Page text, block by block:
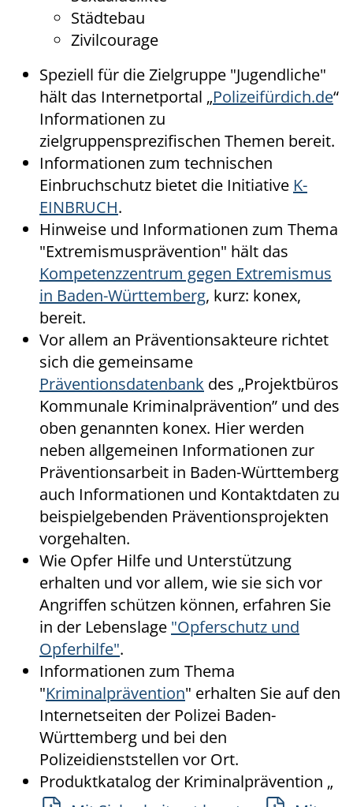
Städtebau
Zivilcourage
Speziell für die Zielgruppe "Jugendliche"
hält das Internetportal „Polizeifürdich.de“
Informationen zu
zielgruppensprezifischen Themen bereit.
Informationen zum technischen
Einbruchschutz bietet die Initiative K-
EINBRUCH.
Hinweise und Informationen zum Thema
"Extremismusprävention" hält das
Kompetenzzentrum gegen Extremismus
in Baden-Württemberg, kurz: konex,
bereit.
Vor allem an Präventionsakteure richtet
sich die gemeinsame
Präventionsdatenbank des „Projektbüros
Kommunale Kriminalprävention” und des
oben genannten konex. Hier werden
neben allgemeinen Informationen zur
Präventionsarbeit in Baden-Württemberg
auch Informationen und Kontaktdaten zu
beispielgebenden Präventionsprojekten
vorgehalten.
Wie Opfer Hilfe und Unterstützung
erhalten und vor allem, wie sie sich vor
Angriffen schützen können, erfahren Sie
in der Lebenslage "Opferschutz und
Opferhilfe".
Informationen zum Thema
"Kriminalprävention" erhalten Sie auf den
Internetseiten der Polizei Baden-
Württemberg und bei den
Polizeidienststellen vor Ort.
Produktkatalog der Kriminalprävention „